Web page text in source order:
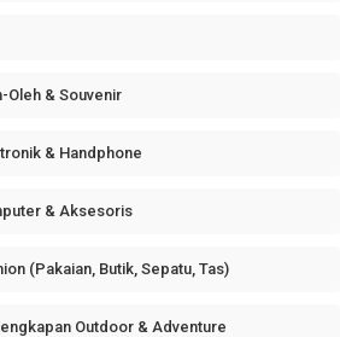
Oleh & Souvenir
& Handphone
& Aksesoris
(Pakaian, Butik, Sepatu, Tas)
Outdoor & Adventure